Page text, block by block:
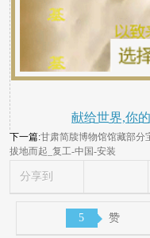
献给世界,你
下一篇:甘肃简牍博物馆馆藏部分
拔地而起_复工-中国-安装
分享到
5 赞